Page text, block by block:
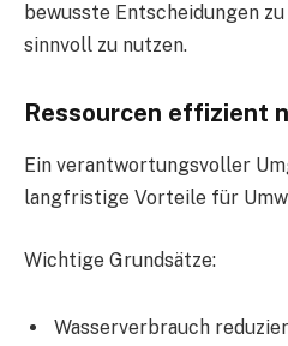
bewusste Entscheidungen
sinnvoll zu nutzen.
Ressourcen effizient
Ein verantwortungsvoller
langfristige Vorteile für
Wichtige Grundsätze:
Wasserverbrauch